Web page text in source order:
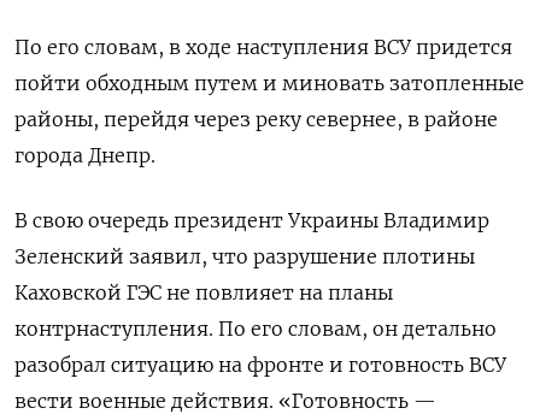
По его словам, в ходе наступления ВСУ придется
пойти обходным путем и миновать затопленные
районы, перейдя через реку севернее, в районе
города Днепр.
В свою очередь президент Украины Владимир
Зеленский заявил, что разрушение плотины
Каховской ГЭС не повлияет на планы
контрнаступления. По его словам, он детально
разобрал ситуацию на фронте и готовность ВСУ
вести военные действия. «Готовность —